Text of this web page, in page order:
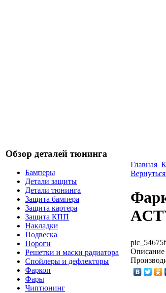
Обзор деталей тюнинга
Бамперы
Детали защиты
Детали тюнинга
Защита бампера
Защита картера
Защита КПП
Накладки
Подвеска
Пороги
Решетки и маски радиатора
Спойлеры и дефлекторы
Фаркоп
Фары
Чиптюнинг
Главная
Описание